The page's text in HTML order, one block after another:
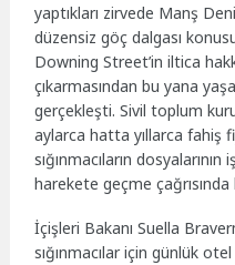
yaptıkları zirvede Manş
düzensiz göç dalgası
Downing Street’in iltica
çıkarmasından bu yana
gerçekleşti. Sivil toplum
aylarca hatta yıllarca fahiş
sığınmacıların dosyalarının
harekete geçme çağrısında
İçişleri Bakanı Suella
sığınmacılar için günlük